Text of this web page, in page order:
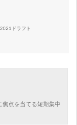
2021ドラフト
焦点を当てる短期集中